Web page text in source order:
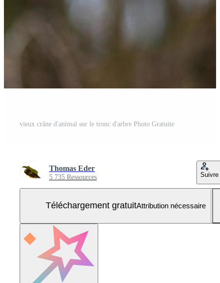
vieux crâne d'animal sur le tronc d'arbre Photo Gratuite
Thomas Eder
5 735 Ressources Suivre
Téléchargement gratuitAttribution nécessaire